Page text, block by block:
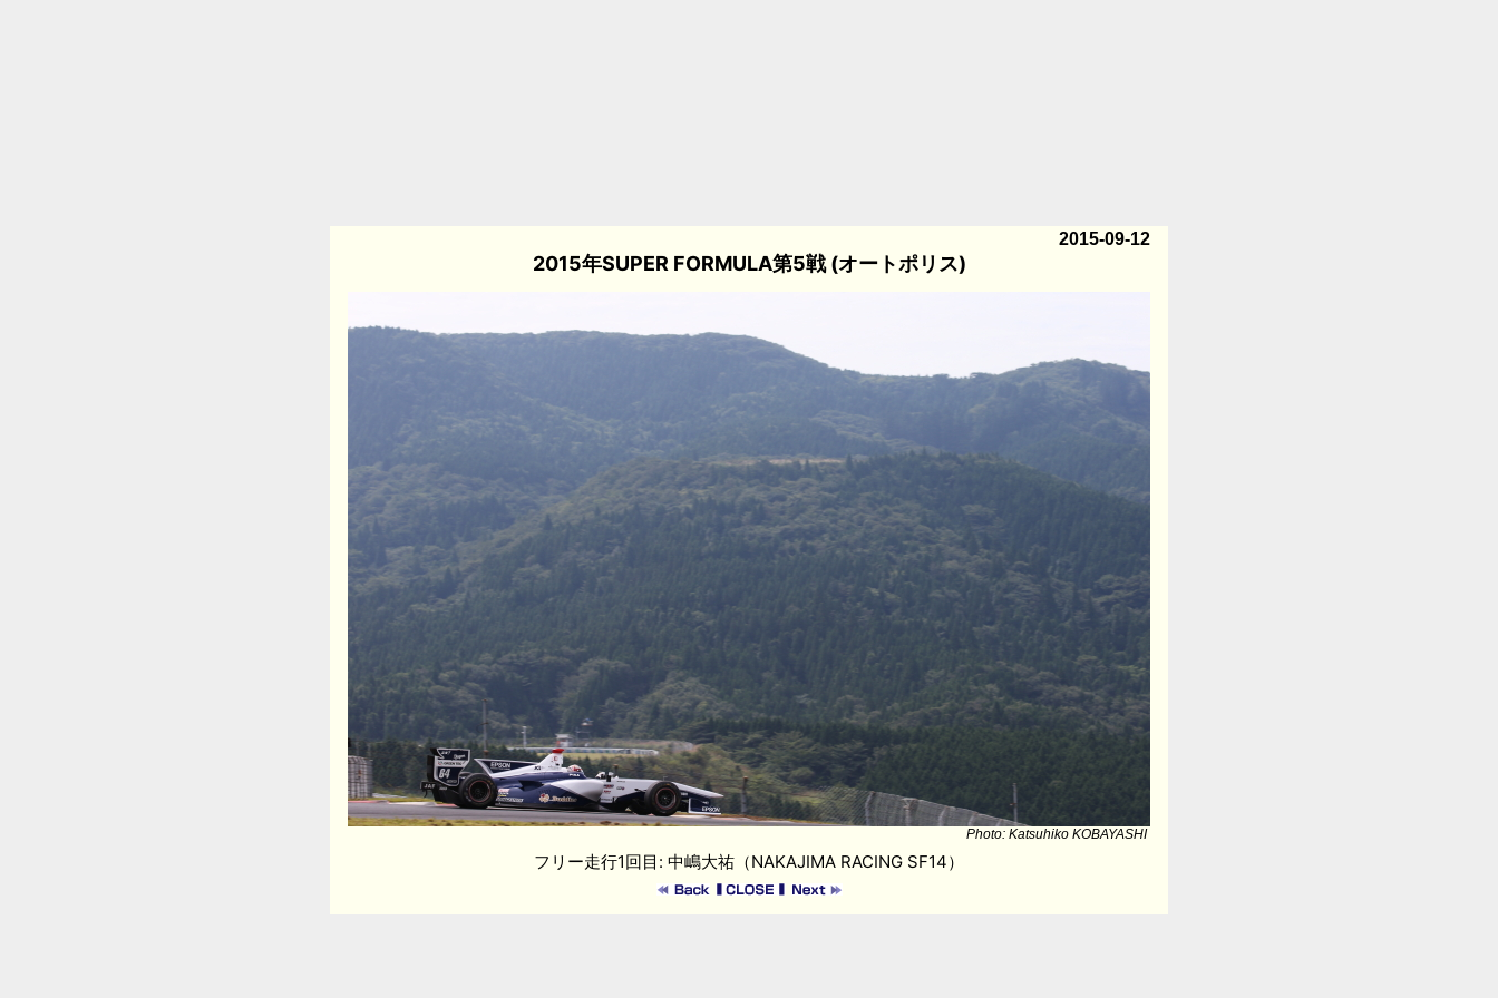
2015-09-12
2015年SUPER FORMULA第5戦 (オートポリス)
Photo: Katsuhiko KOBAYASHI
フリー走行1回目: 中嶋大祐（NAKAJIMA RACING SF14）